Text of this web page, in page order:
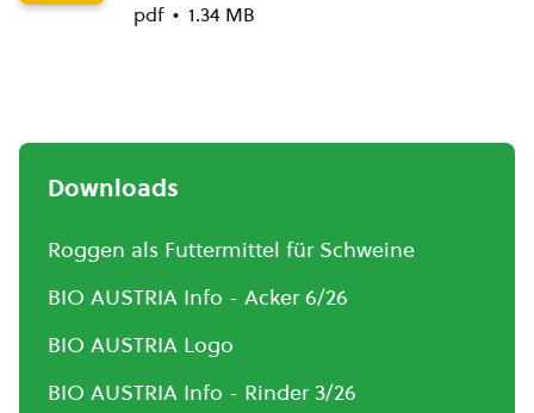
pdf 1.34 MB
Downloads
Roggen als Futtermittel für Schweine
BIO AUSTRIA Info - Acker 6/26
BIO AUSTRIA Logo
BIO AUSTRIA Info - Rinder 3/26